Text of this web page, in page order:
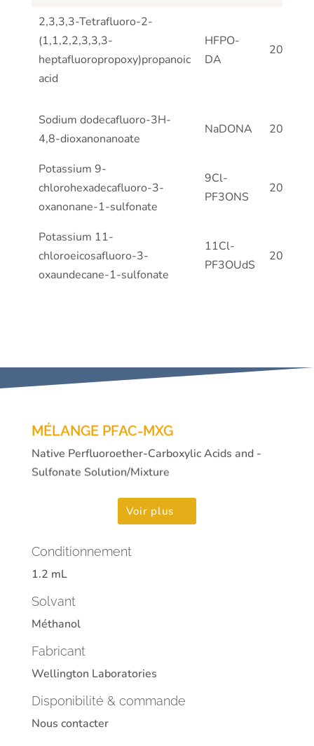
Compound
2,3,3,3-Tetrafluoro-2-
(1,1,2,2,3,3,3-
heptafluoropropoxy)propanoic
acid
HFPO-
DA
2000
Sodium dodecafluoro-3H-
4,8-dioxanonanoate
NaDONA 2000*
Potassium 9-
chlorohexadecafluoro-3-
oxanonane-1-sulfonate
9Cl-
PF3ONS
2000*
Potassium 11-
chloroeicosafluoro-3-
oxaundecane-1-sulfonate
11Cl-
PF3OUdS
2000*
MÉLANGE PFAC-MXG
Native Perfluoroether-Carboxylic Acids and -
Sulfonate Solution/Mixture
Voir plus
Conditionnement
1.2 mL
Solvant
Méthanol
Fabricant
Wellington Laboratories
Disponibilité & commande
Nous contacter